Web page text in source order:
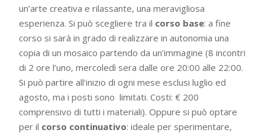
un’arte creativa e rilassante, una meravigliosa
esperienza. Si può scegliere tra il corso base: a fine
corso si sarà in grado di realizzare in autonomia una
copia di un mosaico partendo da un’immagine (8 incontri
di 2 ore l’uno, mercoledì sera dalle ore 20:00 alle 22:00.
Si può partire all’inizio di ogni mese esclusi luglio ed
agosto, ma i posti sono limitati. Costi: € 200
comprensivo di tutti i materiali). Oppure si può optare
per il corso continuativo: ideale per sperimentare,